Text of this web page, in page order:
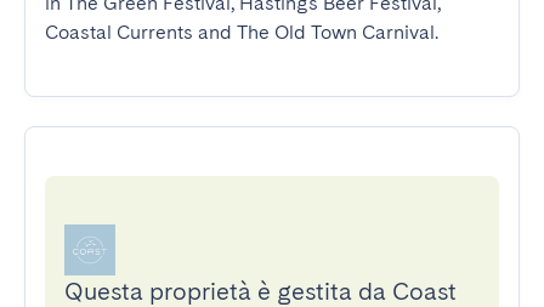
Coastal Currents and The Old Town Carnival.
Questa proprietà è gestita da Coast